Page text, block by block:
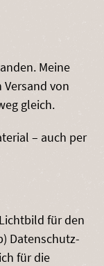
Meine
von
gleich.
– auch per
für den
Datenschutz-
für die